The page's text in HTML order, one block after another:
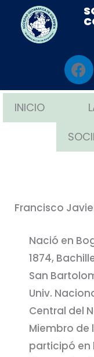
contenido
F
a
c
o
o
INICIO
Francisco
Nació en
1874,
San
Univ.
Central del
Miembro de
participó en